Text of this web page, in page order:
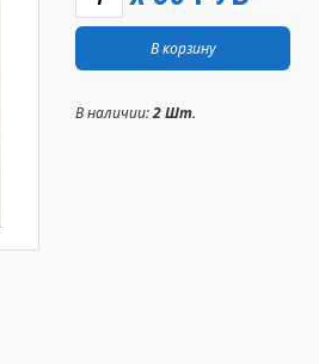
В наличии:2 Шт.